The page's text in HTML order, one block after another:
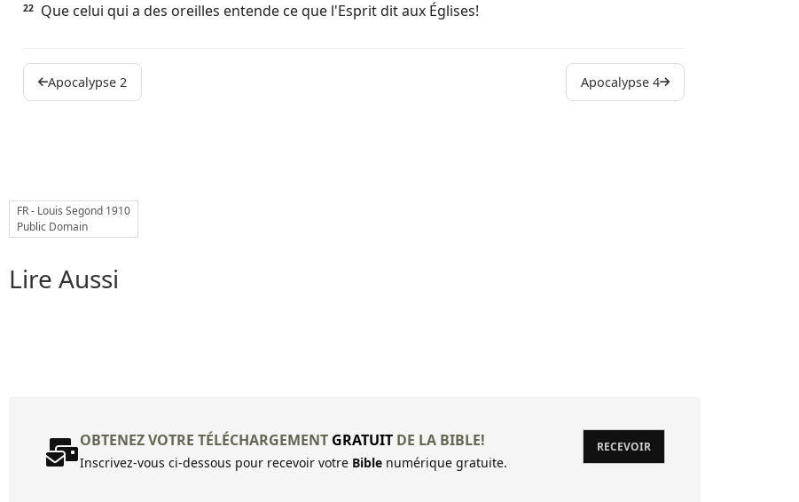
22 Que celui qui a des oreilles entende ce que l'Esprit dit aux Églises!
Apocalypse 2 Apocalypse 4
FR - Louis Segond 1910
Public Domain
Lire Aussi
OBTENEZ VOTRE TÉLÉCHARGEMENT GRATUIT DE LA BIBLE!
Inscrivez-vous ci-dessous pour recevoir votre Bible numérique gratuite.
RECEVOIR